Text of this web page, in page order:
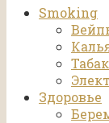
Smoking
Табак
Здоровье